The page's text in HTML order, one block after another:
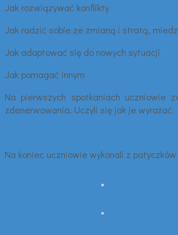
Jak rozwiązywać konflikty
Jak radzić sobie ze zmianą i stratą,
Jak adaptować się do nowych sytuacji
Jak pomagać innym
Na pierwszych spotkaniach uczniowie
zdenerwowania. Uczyli się jak je
Na koniec uczniowie wykonali z